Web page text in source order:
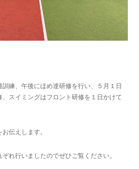
訓練、午後にほめ達研修を行い、５月１日
スイミングはフロント研修を１日かけて
伝えします。
れ行いましたのでぜひご覧ください。